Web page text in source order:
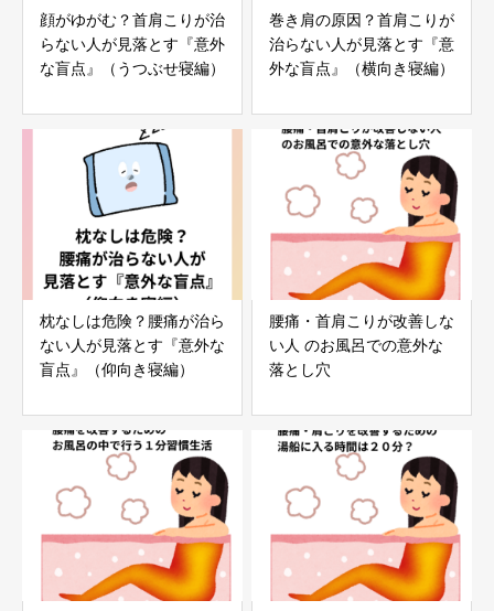
顔がゆがむ？首肩こりが治
らない人が見落とす『意外
な盲点』（うつぶせ寝編）
巻き肩の原因？首肩こりが
治らない人が見落とす『意
外な盲点』（横向き寝編）
枕なしは危険？腰痛が治ら
ない人が見落とす『意外な
盲点』（仰向き寝編）
腰痛・首肩こりが改善しな
い人 のお風呂での意外な
落とし穴